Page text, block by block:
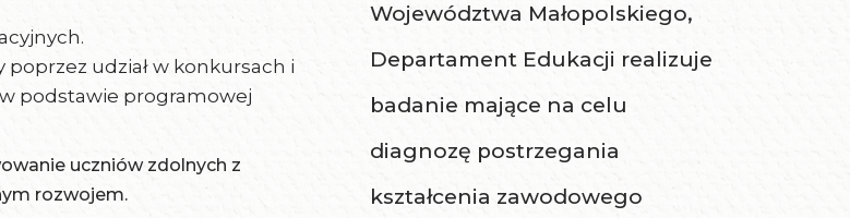
udział w konkursach i
podstawie programowej
uczniów zdolnych z
rozwojem.
Województwa Małopolskiego,
Departament Edukacji realizuje
badanie mające na celu
diagnozę postrzegania
kształcenia zawodowego